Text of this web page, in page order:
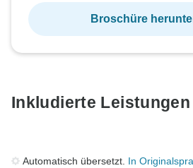
Broschüre
Inkludierte Leistungen
Automatisch übersetzt. In